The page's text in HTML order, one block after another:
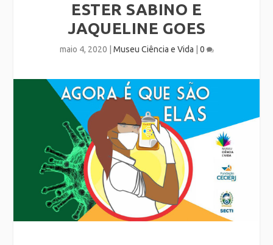
ESTER SABINO E
JAQUELINE GOES
maio 4, 2020 Museu Ciência e Vida 0